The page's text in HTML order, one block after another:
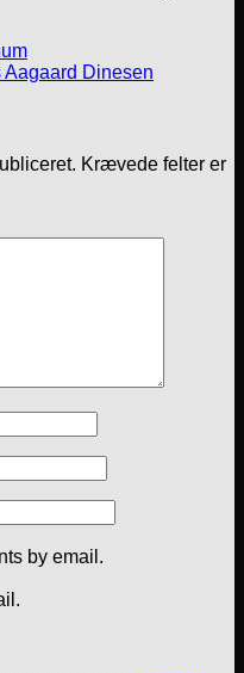
Aagaard Dinesen
Krævede felter er
by email.